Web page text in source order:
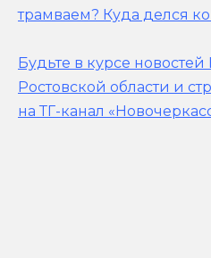
трамваем? Куда делся
Будьте в курсе
Ростовской области и
на ТГ-канал